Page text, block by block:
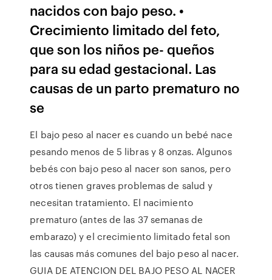
nacidos con bajo peso. •
Crecimiento limitado del feto,
que son los niños pe- queños
para su edad gestacional. Las
causas de un parto prematuro no
se
El bajo peso al nacer es cuando un bebé nace
pesando menos de 5 libras y 8 onzas. Algunos
bebés con bajo peso al nacer son sanos, pero
otros tienen graves problemas de salud y
necesitan tratamiento. El nacimiento
prematuro (antes de las 37 semanas de
embarazo) y el crecimiento limitado fetal son
las causas más comunes del bajo peso al nacer.
GUIA DE ATENCION DEL BAJO PESO AL NACER